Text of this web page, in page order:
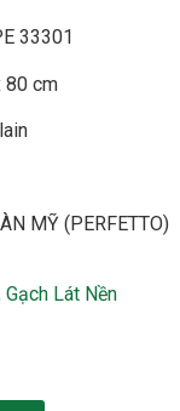
33301
80 cm
MỸ (PERFETTO)
Gạch Lát Nền